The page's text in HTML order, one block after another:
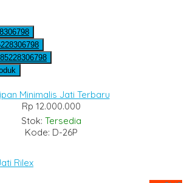
Minimalis Jati Terbaru
Rp 12.000.000
Stok: Tersedia
Kode: D-26P